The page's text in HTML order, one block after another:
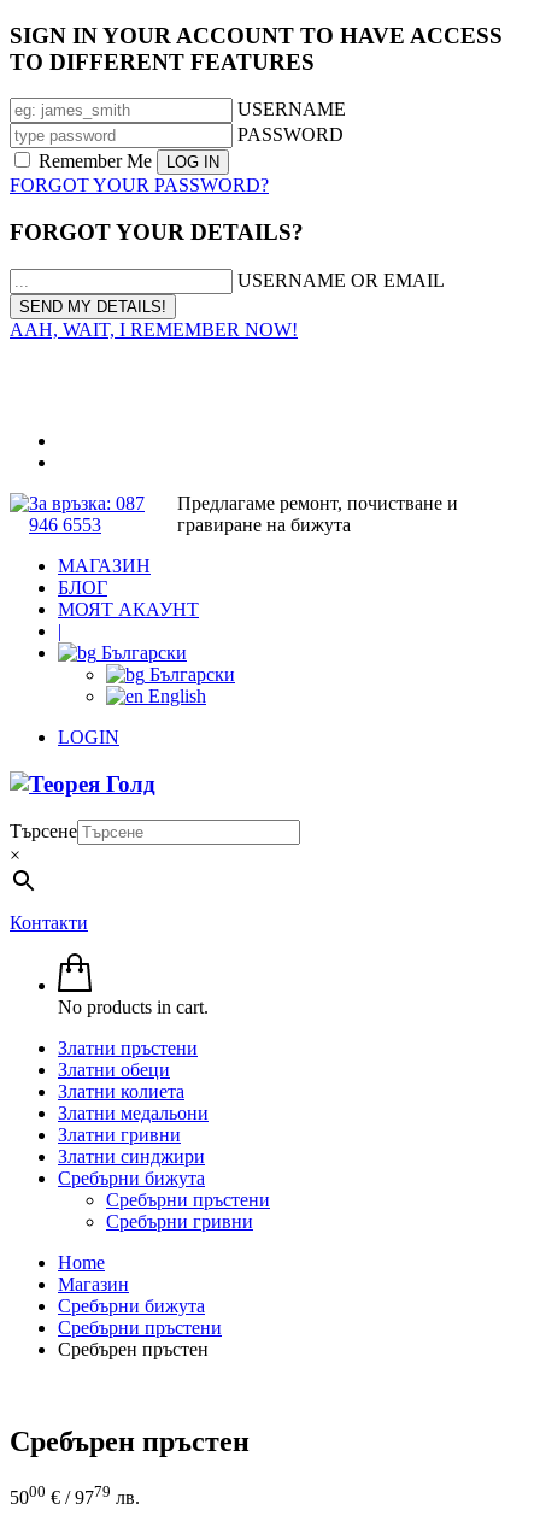
SIGN IN YOUR ACCOUNT TO HAVE ACCESS
TO DIFFERENT FEATURES
USERNAME
PASSWORD
Remember Me
FORGOT YOUR PASSWORD?
FORGOT YOUR DETAILS?
USERNAME OR EMAIL
AAH, WAIT, I REMEMBER NOW!
За връзка: 087
946 6553
Предлагаме ремонт, почистване и
гравиране на бижута
МАГАЗИН
БЛОГ
МОЯТ АКАУНТ
|
Български
Български
English
LOGIN
Търсене
×
Контакти
No products in cart.
Златни пръстени
Златни обеци
Златни колиета
Златни медальони
Златни гривни
Златни синджири
Сребърни бижута
Сребърни пръстени
Сребърни гривни
Home
Магазин
Сребърни бижута
Сребърни пръстени
Сребърен пръстен
Сребърен пръстен
5000 € / 9779 лв.